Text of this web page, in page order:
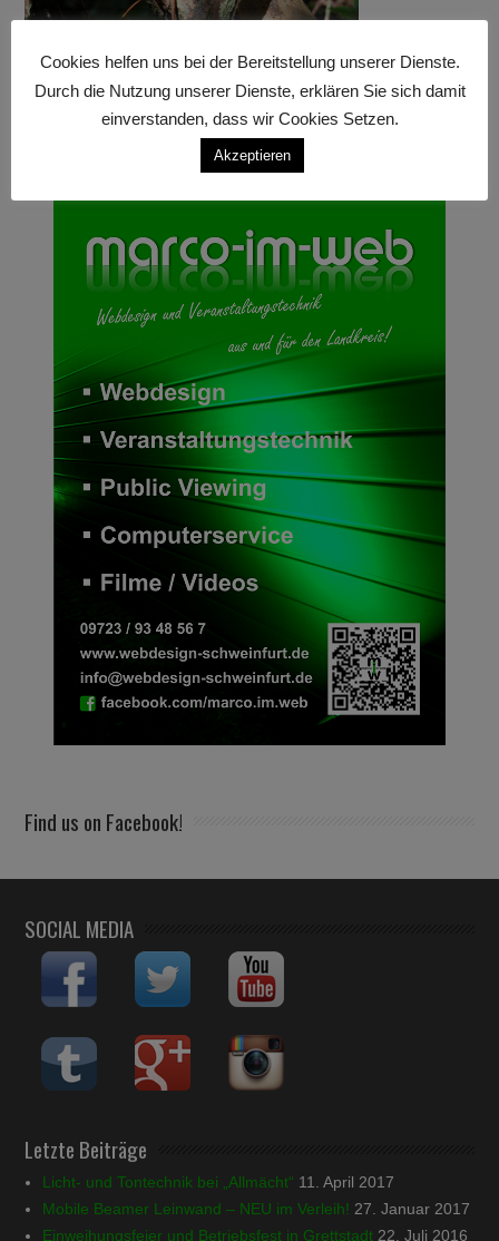
Find us on Facebook!
SOCIAL MEDIA
Letzte Beiträge
Licht- und Tontechnik bei „Allmächt“ 11. April 2017
Mobile Beamer Leinwand – NEU im Verleih! 27. Januar 2017
Einweihungsfeier und Betriebsfest in Grettstadt 22. Juli 2016
Cookies helfen uns bei der Bereitstellung unserer Dienste.
Durch die Nutzung unserer Dienste, erklären Sie sich damit
einverstanden, dass wir Cookies Setzen.
Akzeptieren